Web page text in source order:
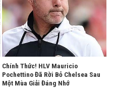
Chính Thức! HLV Mauricio
Pochettino Đã Rời Bỏ Chelsea Sau
Một Mùa Giải Đáng Nhớ